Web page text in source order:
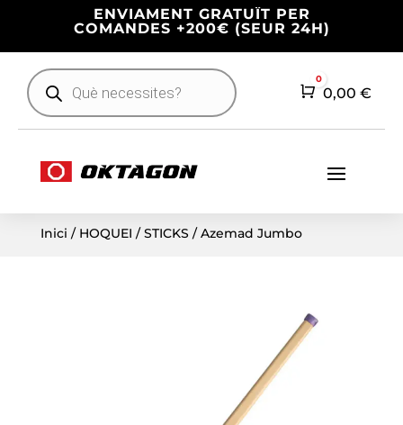
ENVIAMENT GRATUÏT PER
COMANDES +200€ (SEUR 24H)
Products
search Cart
0
0,00 €
Inici / HOQUEI /STICKS / Azemad Jumbo